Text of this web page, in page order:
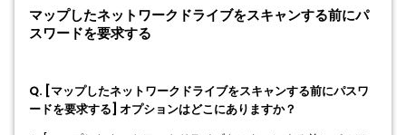
マップしたネットワークドライブをスキャンする前にパ
スワードを要求する
Q. [マップしたネットワークドライブをスキャンする前にパスワ
ードを要求する] オプションはどこにありますか？